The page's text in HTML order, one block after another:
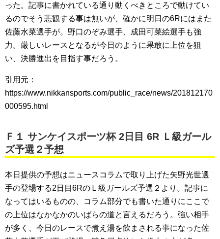
った。記事に書かれている通り動くべきところで動けてい
るのでそう悲観する事は無いが、確かに明日の6Rにはまた
佐藤水菜選手が。野口のぞみ選手、成田可菜絵選手も強
力。厳しいレースとなるが今日のように果敢に上位を狙
い、決勝進出を目指す事だろう。
引用元：
https://www.nikkansports.com/public_race/news/201812170
000595.html
Ｆ１ サンケイスポーツ杯 2日目 6R Ｌ級ガール
ズ予選２予想
本日提供の予想はニュースコラムで取り上げた矢野光世選
手の登場する2日目6RのＬ級ガールズ予選２より。記事に
なってはいるものの、コラム部分でも書いた通りにここで
の上位はなかなかのいばらの道と言えるだろう。強い相手
が多く、今日のレースで煮え湯を飲まされる事になった佐